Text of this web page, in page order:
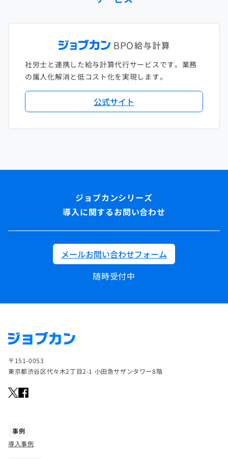
社労士と連携した給与計算代行サービスです。業務
の属人化解消と低コスト化を実現します。
公式サイト
導入に関するお問い合わせ
メールお問い合わせフォーム
随時受付中
〒151-0053
東京都渋谷区代々木2丁目2-1 小田急サザンタワー8階
事例
導入事例